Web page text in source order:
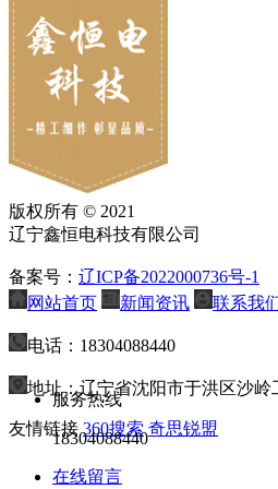
版权所有 © 2021
辽宁鑫恒电科技有限公司
备案号： 辽ICP备2022000736号-1
网站首页
新闻资讯 联系我
电话：18304088440
地址：辽宁省沈阳市于洪区沙岭
友情链接 360搜索 奇思锐盟
服务热线
18304088440
在线留言